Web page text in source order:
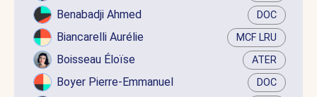
Benabadji Ahmed DOC
Biancarelli Aurélie MCF LRU
Boisseau Éloïse ATER
Boyer Pierre-Emmanuel DOC